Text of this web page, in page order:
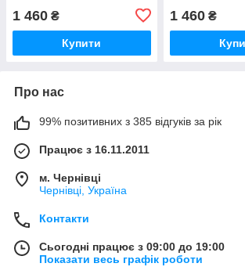
1 460 ₴
Купити
1 460₴
Про нас
99% позитивних з 385 відгуків за рік
Працює з 16.11.2011
м. Чернівці
Чернівці, Україна
Контакти
Сьогодні працює з 09:00 до 19:00
Показати весь графік роботи